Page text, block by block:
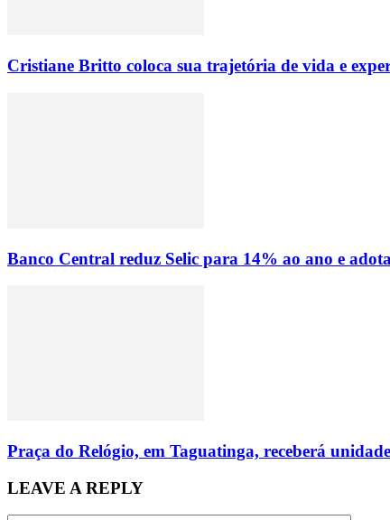
Cristiane Britto coloca sua trajetória de vida e
Banco Central reduz Selic para 14% ao ano e
Praça do Relógio, em Taguatinga, receberá
LEAVE A REPLY